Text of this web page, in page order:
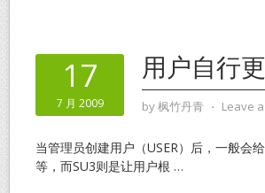
17
7 月 2009
用户自行
by枫竹丹青 ⋅ Leave
当管理员创建用户（USER）后，一般会
等，而SU3则是让用户根 …